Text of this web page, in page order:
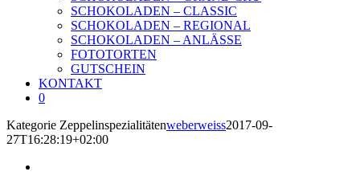
SCHOKOLADEN – CLASSIC
SCHOKOLADEN – REGIONAL
SCHOKOLADEN – ANLÄSSE
FOTOTORTEN
GUTSCHEIN
KONTAKT
0
Kategorie Zeppelinspezialitätenweberweiss2017-09-
27T16:28:19+02:00